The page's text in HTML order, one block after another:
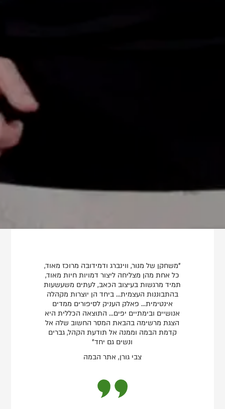
"משחקן של מנור, ווינברג ודמידובה מרוכז מאוד,
כל אחת מהן מצליחה ליצור דמויות חיות מאוד,
תמיד מרגשות בעיצוב הכאב, לעתים משעשעות
בהתבוננות העצמית... ביחד הן יוצרות מקהלה
אינטימית... פאלק העניק לסיפורים ממדים
אנושיים ובימתיים יפים... התוצאה הכללית היא
הצגת מרשימה בהבאת המסר החשוב שלה אל
קדמת הבמה וממנה אל תודעת הקהל, גברים
ונשים גם יחד"
צבי גורן, אתר הבמה